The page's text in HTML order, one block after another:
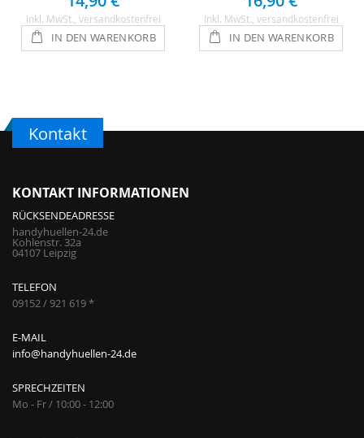
Inkl. MwSt. , versandkostenfrei
IN DEN WARENKORB
Inkl. MwSt. , versandkostenfrei
IN DEN WARENKORB
Kontakt
KONTAKT INFORMATIONEN
RÜCKSENDEADRESSE
handyhuellen-24.de
Kohlenstr. 32a
04107 Leipzig
TELEFON
09152 / 921 619 *
E-MAIL
info@handyhuellen-24.de
SPRECHZEITEN
Mo - Fr / 10:00 - 12:00